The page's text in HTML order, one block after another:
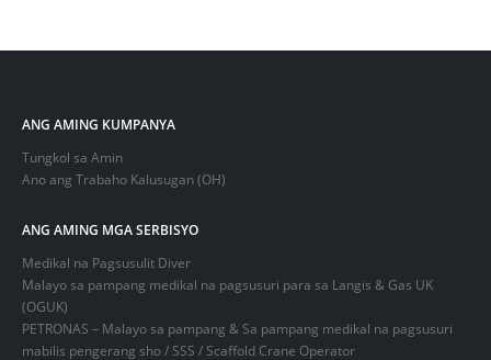
ANG AMING KUMPANYA
Tungkol sa Amin
Ano ang Trabaho Kalusugan (OH)
ANG AMING MGA SERBISYO
Medikal na Pagsusulit Diver
Malayo sa pampang medikal na pagsusuri para sa Langis & Gas UK
(OGUK)
PETRONAS – Malayo sa pampang & Sa pampang medikal na pagsusuri
mabilis pengerang sho / SSS / Scaffold Crane Operator